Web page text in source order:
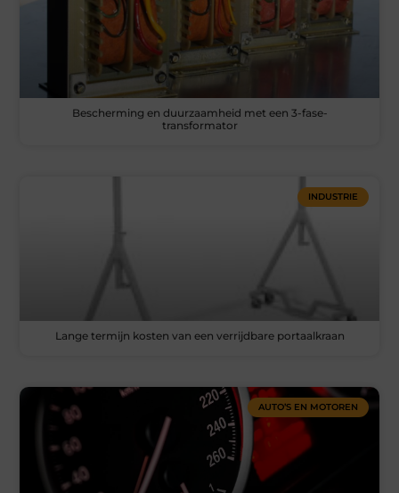
Bescherming en duurzaamheid met een 3-fase-
transformator
INDUSTRIE
Lange termijn kosten van een verrijdbare portaalkraan
AUTO’S EN MOTOREN